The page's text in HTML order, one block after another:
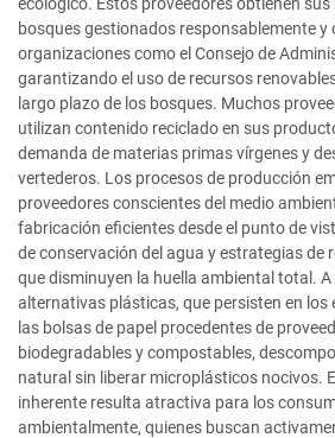
bosques gestionados responsablemente
organizaciones como el Consejo de
garantizando el uso de recursos
largo plazo de los bosques. Muchos
utilizan contenido reciclado en sus
demanda de materias primas vírgenes y
vertederos. Los procesos de producción
proveedores conscientes del medio
fabricación eficientes desde el punto de
de conservación del agua y estrategias de
que disminuyen la huella ambiental total.
alternativas plásticas, que persisten en los
las bolsas de papel procedentes de
biodegradables y compostables,
natural sin liberar microplásticos nocivos.
inherente resulta atractiva para los
ambientalmente, quienes buscan